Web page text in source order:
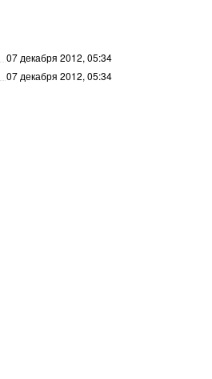
07 декабря 2012, 05:34
07 декабря 2012, 05:34